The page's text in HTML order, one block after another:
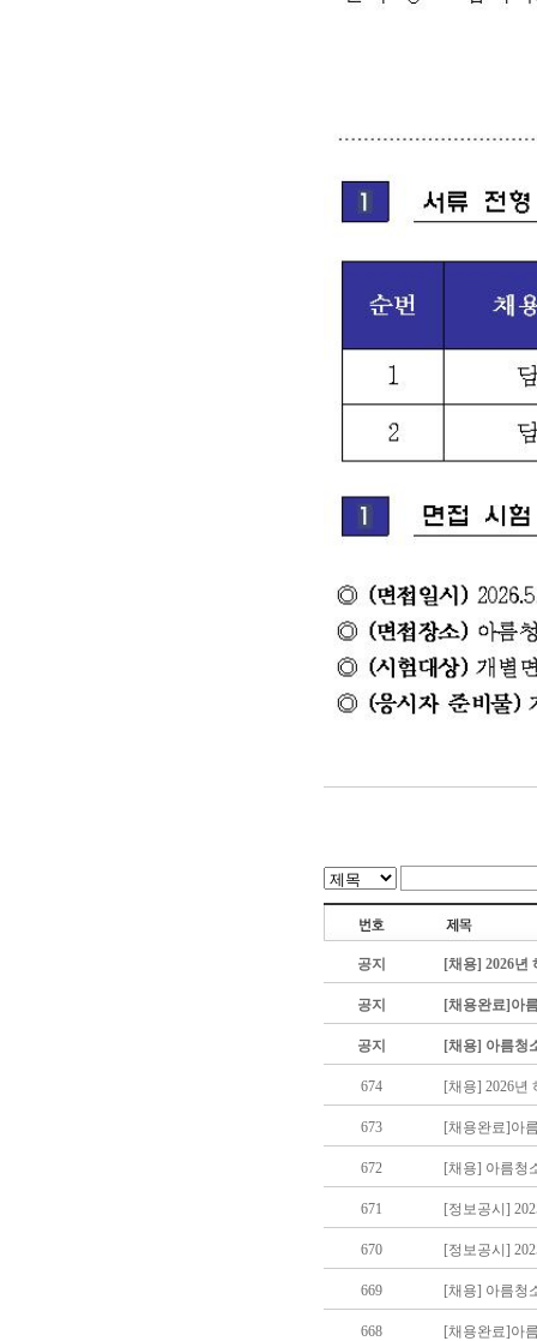
공지 [채용] 2026년
공지 [채용완료]아
공지 [채용] 아름청
674 [채용] 2026년
673 [채용완료]아
672 [채용] 아름청
671 [정보공시]
670 [정보공시]
669 [채용] 아름청
668 [채용완료]아